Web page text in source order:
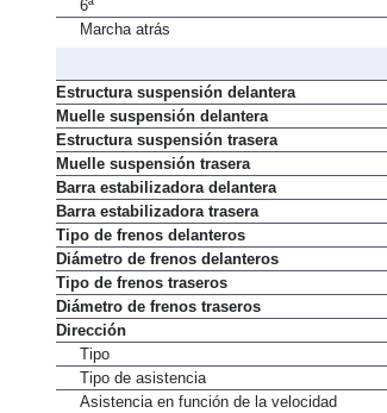
6ª
Marcha atrás
Estructura suspensión delantera
Muelle suspensión delantera
Estructura suspensión trasera
Muelle suspensión trasera
Barra estabilizadora delantera
Barra estabilizadora trasera
Tipo de frenos delanteros
Diámetro de frenos delanteros
Tipo de frenos traseros
Diámetro de frenos traseros
Dirección
Tipo
Tipo de asistencia
Asistencia en función de la velocidad